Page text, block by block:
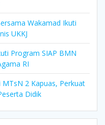
Wakamad Ikuti
UKKJ
Program SIAP BMN
RI
2 Kapuas, Perkuat
Didik